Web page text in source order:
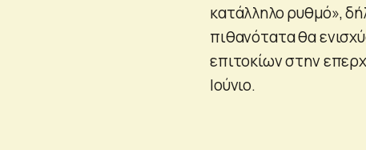
κατάλληλο ρυθμό»,
πιθανότατα θα
επιτοκίων στην
Ιούνιο.